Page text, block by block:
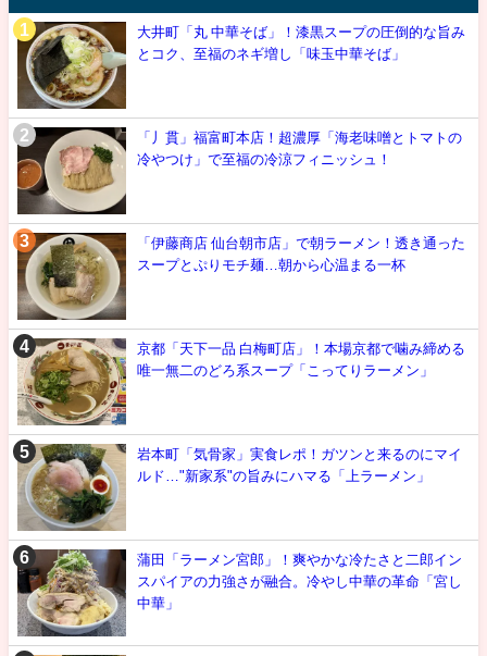
大井町「丸 中華そば」！漆黒スープの圧倒的な旨み
とコク、至福のネギ増し「味玉中華そば」
「丿貫」福富町本店！超濃厚「海老味噌とトマトの
冷やつけ」で至福の冷涼フィニッシュ！
「伊藤商店 仙台朝市店」で朝ラーメン！透き通った
スープとぷりモチ麺…朝から心温まる一杯
京都「天下一品 白梅町店」！本場京都で噛み締める
唯一無二のどろ系スープ「こってりラーメン」
岩本町「気骨家」実食レポ！ガツンと来るのにマイ
ルド…"新家系"の旨みにハマる「上ラーメン」
蒲田「ラーメン宮郎」！爽やかな冷たさと二郎イン
スパイアの力強さが融合。冷やし中華の革命「宮し
中華」